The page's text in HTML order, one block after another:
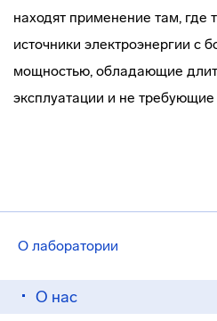
О лаборатории
О нас
находят применение там, где
источники электроэнергии с
мощностью, обладающие
эксплуатации и не